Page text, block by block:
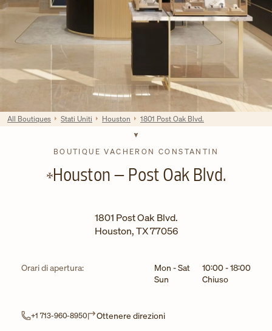
BOUTIQUE VACHERON CONSTANTIN
Houston – Post Oak Blvd.
1801 Post Oak Blvd.
Houston,TX77056
Orari di apertura: Giorno della settimanaOre
Mon - Sat 10:00-18:00
Sun
Chiuso
+1 713-960-8950 Ottenere direzioniLink Opens in New Tab
All Boutiques Stati Uniti Houston 1801 Post Oak Blvd.